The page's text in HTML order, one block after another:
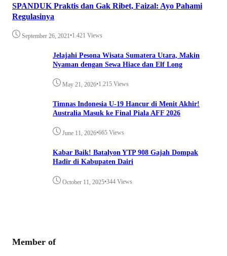
SPANDUK Praktis dan Gak Ribet, Faizal: Ayo Pahami
Regulasinya
September 26, 2021•1.421 Views
Jelajahi Pesona Wisata Sumatera Utara, Makin
Nyaman dengan Sewa Hiace dan Elf Long
May 21, 2026•1.215 Views
Timnas Indonesia U-19 Hancur di Menit Akhir!
Australia Masuk ke Final Piala AFF 2026
June 11, 2026•665 Views
Kabar Baik! Batalyon YTP 908 Gajah Dompak
Hadir di Kabupaten Dairi
October 11, 2025•344 Views
Member of